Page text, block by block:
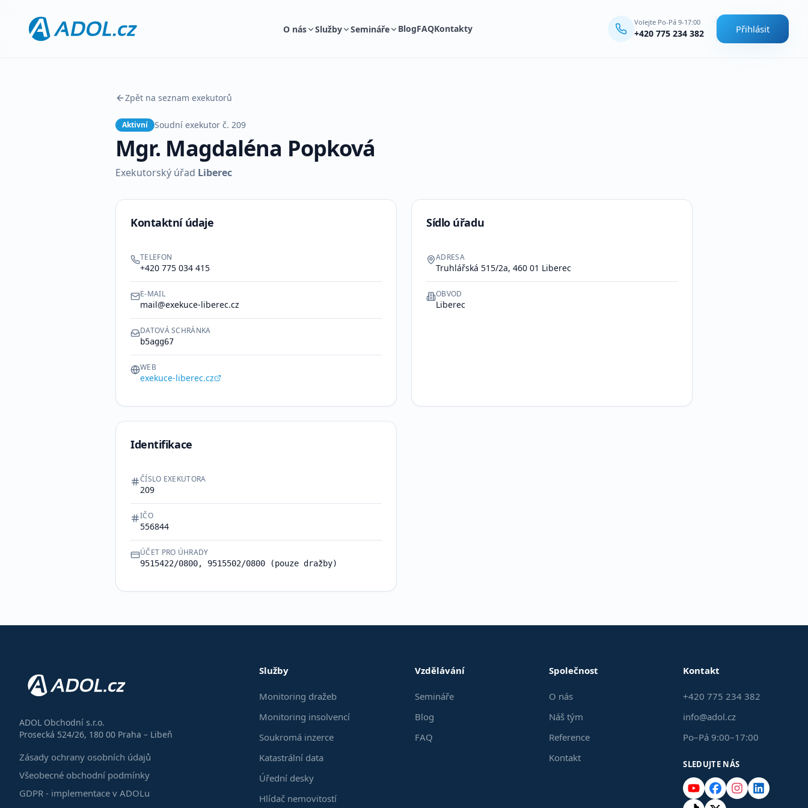
O nás Služby Semináře BlogFAQKontakty
Volejte Po-Pá 9-17:00
+420 775 234 382 Přihlásit
Zpět na seznam exekutorů
Aktivní Soudní exekutor č. 209
Mgr. Magdaléna Popková
Exekutorský úřad Liberec
Kontaktní údaje
TELEFON
+420 775 034 415
E-MAIL
mail@exekuce-liberec.cz
DATOVÁ SCHRÁNKA
b5agg67
WEB
exekuce-liberec.cz
Sídlo úřadu
ADRESA
Truhlářská 515/2a, 460 01 Liberec
OBVOD
Liberec
Identifikace
ČÍSLO EXEKUTORA
209
IČO
556844
ÚČET PRO ÚHRADY
9515422/0800, 9515502/0800 (pouze dražby)
ADOL Obchodní s.r.o.
Prosecká 524/26, 180 00 Praha – Libeň
Zásady ochrany osobních údajů
Všeobecné obchodní podmínky
GDPR - implementace v ADOLu
Služby
Monitoring dražeb
Monitoring insolvencí
Soukromá inzerce
Katastrální data
Úřední desky
Hlídač nemovitostí
Vzdělávání
Semináře
Blog
FAQ
Společnost
O nás
Náš tým
Reference
Kontakt
Kontakt
+420 775 234 382
info@adol.cz
Po–Pá 9:00–17:00
SLEDUJTE NÁS
YouTubeFacebook
Instagram
LinkedIn